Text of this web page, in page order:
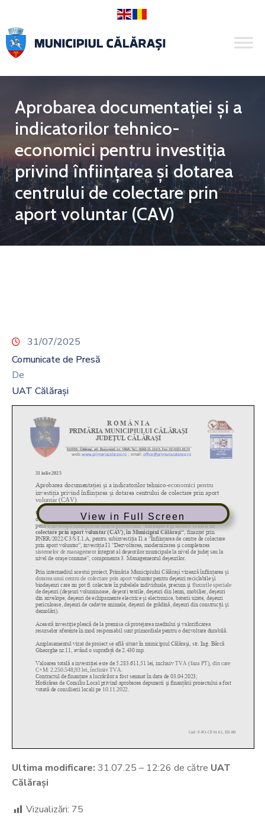
Aprobarea documentației și a
indicatorilor tehnico-
economici pentru investiția
privind înființarea și dotarea
centrului de colectare prin
aport voluntar (CAV)
31/07/2025
Comunicate de Presă
De
UAT Călărași
View in Full Screen
Ultima modificare: 31.07.25 – 12:26 de către UAT
Călărași
Vizualizări: 75